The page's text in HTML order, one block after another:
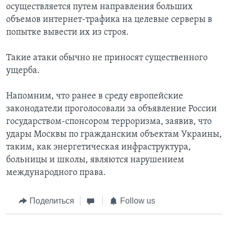
осуществляется путем направления больших
объемов интернет-трафика на целевые серверы в
попытке вывести их из строя.
Такие атаки обычно не приносят существенного
ущерба.
Напомним, что ранее в среду европейские
законодатели проголосовали за объявление России
государством-спонсором терроризма, заявив, что
удары Москвы по гражданским объектам Украины,
таким, как энергетическая инфраструктура,
больницы и школы, являются нарушением
международного права.
Поделиться Follow us